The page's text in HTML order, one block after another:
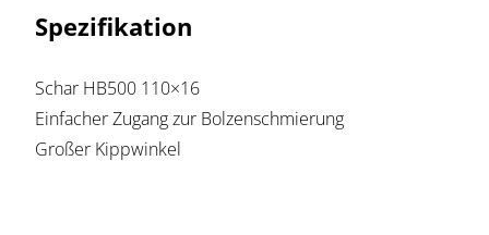
Spezifikation
Schar HB500 110×16
Einfacher Zugang zur Bolzenschmierung
Großer Kippwinkel